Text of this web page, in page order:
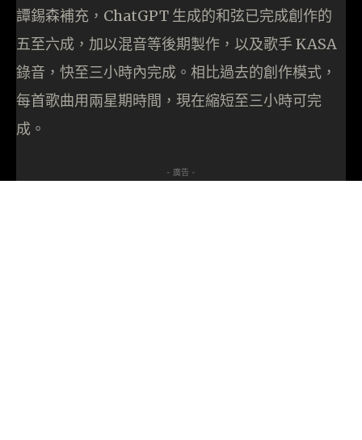
譚錫森補充，ChatGPT 生成的和弦已完成創作的
五至六成，加以混音等後期製作，以及歌手 KASA
錄音，快至三小時內完成。相比過去的創作模式，
每首歌曲用兩星期時間，現在縮短至三小時可完
成。
- 廣告 -